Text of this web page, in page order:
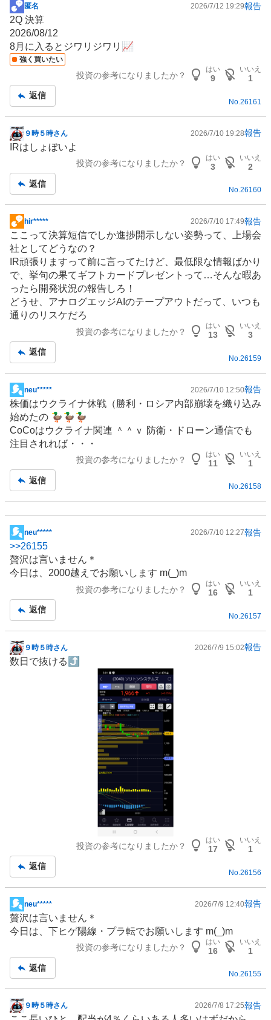
掲
示
板
記
事
匿名 2026/7/12 19:29報告
2Q 決算
2026/08/12
8月に入るとジワリジワリ📈
強く買いたい
投資の参考になりましたか？
はい
9
いいえ
1
返信
No.26161
掲
示
事
９時５時さん 2026/7/10 19:28報告
IRはしょぼいよ
投資の参考になりましたか？
はい
3
いいえ
2
返信
No.26160
掲
示
板
記
事
hir***** 2026/7/10 17:49報告
ここって決算短信でしか進捗開示しない姿勢って、上場会
社としてどうなの？
IR頑張りますって前に言ってたけど、最低限な情報ばかり
で、挙句の果てギフトカードプレゼントって…そんな暇あ
ったら開発状況の報告しろ！
どうせ、アナログエッジAIのテープアウトだって、いつも
通りのリスケだろ
投資の参考になりましたか？
はい
13
いいえ
3
返信
No.26159
掲
示
板
記
事
neu***** 2026/7/10 12:50報告
株価はウクライナ休戦（勝利・ロシア内部崩壊を織り込み
始めたの 🦆🦆🦆
CoCoはウクライナ関連 ＾＾ｖ 防衛 ・ ドローン通信でも
注目されれば・・・
投資の参考になりましたか？
はい
11
いいえ
1
返信
No.26158
掲
示
板
記
neu***** 2026/7/10 12:27報告
>>26155
贅沢は言いません＊
今日は、2000越えでお願いします m(_)m
投資の参考になりましたか？
はい
16
いいえ
1
返信
No.26157
掲
示
９時５時さん 2026/7/9 15:02報告
数日で抜ける⤴️
投資の参考になりましたか？
はい
17
いいえ
1
返信
No. 26156
掲
示
板
neu***** 2026/7/9 12:40報告
贅沢は言いません＊
今日は、下ヒゲ陽線・プラ転でお願いします m(_)m
投資の参考になりましたか？
はい
16
いいえ
1
返信
No.26155
掲
９時５時さん 2026/7/8 17:25報告